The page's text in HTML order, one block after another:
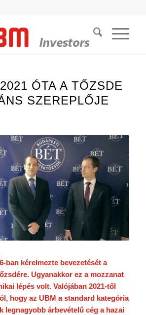
ÓTA A TŐZSDE
SZEREPLŐJE
ban kérelmezte bevezetését a
Ugyanakkor ez a mozzanat
lépés volt. Valójában 2021-től
hogy az UBM a standard kategória
legnagyobb árbevételű cég a hazai